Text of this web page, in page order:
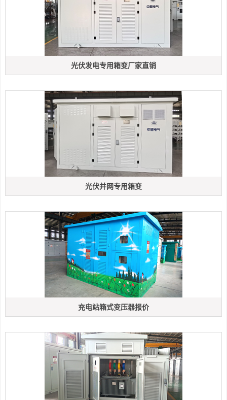
光伏发电专用箱变厂家直销
光伏并网专用箱变
充电站箱式变压器报价